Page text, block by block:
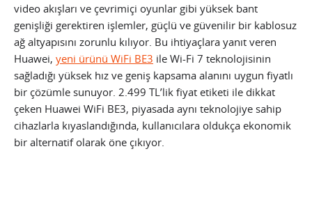
video akışları ve çevrimiçi oyunlar gibi yüksek bant
genişliği gerektiren işlemler, güçlü ve güvenilir bir kablosuz
ağ altyapısını zorunlu kılıyor. Bu ihtiyaçlara yanıt veren
Huawei, yeni ürünü WiFi BE3 ile Wi-Fi 7 teknolojisinin
sağladığı yüksek hız ve geniş kapsama alanını uygun fiyatlı
bir çözümle sunuyor. 2.499 TL’lik fiyat etiketi ile dikkat
çeken Huawei WiFi BE3, piyasada aynı teknolojiye sahip
cihazlarla kıyaslandığında, kullanıcılara oldukça ekonomik
bir alternatif olarak öne çıkıyor.